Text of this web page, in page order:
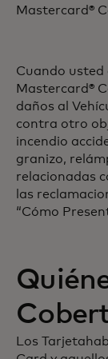
Mastercard®
Cuando usted
Mastercard®
daños al
contra otro
incendio
granizo,
relacionadas
las
“Cómo
Los